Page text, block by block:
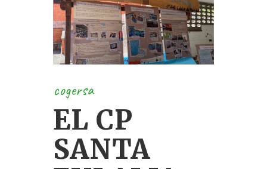
cogersa
EL CP
SANTA